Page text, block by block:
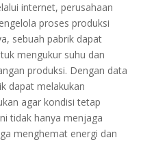
internet, perusahaan
proses produksi
sebuah pabrik dapat
mengukur suhu dan
produksi. Dengan data
dapat melakukan
agar kondisi tetap
tidak hanya menjaga
menghemat energi dan